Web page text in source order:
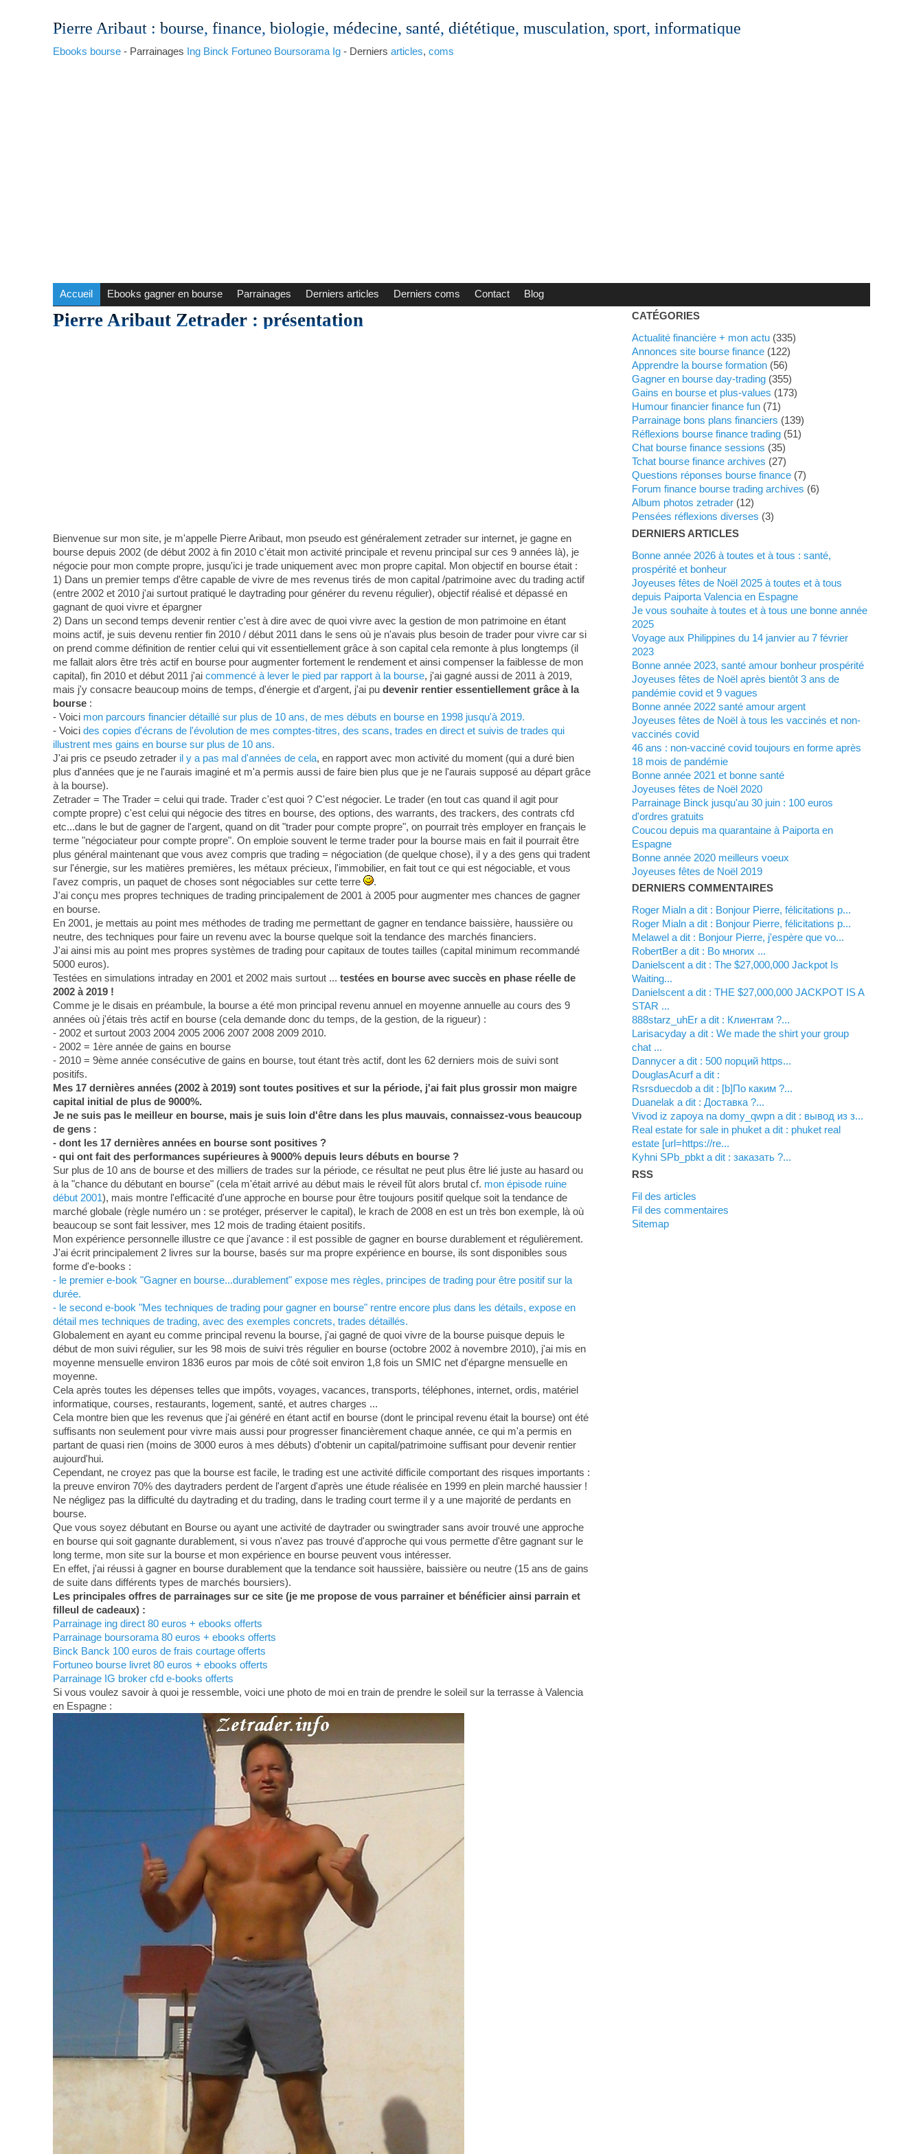
Pierre Aribaut: bourse, finance, biologie, médecine, santé, diététique, musculation, sport, informatique
Ebooks bourse- Parrainages Ing Binck Fortuneo Boursorama Ig- Derniers articles, coms
Accueil Ebooks gagner en bourse Parrainages Derniers articles Derniers coms Contact Blog
Pierre Aribaut Zetrader : présentation
Bienvenue sur mon site, je m'appelle Pierre Aribaut, mon pseudo est généralement zetrader sur internet, je gagne en
bourse depuis 2002 (de début 2002 à fin 2010 c'était mon activité principale et revenu principal sur ces 9 années là), je
négocie pour mon compte propre, jusqu'ici je trade uniquement avec mon propre capital. Mon objectif en bourse était :
1) Dans un premier temps d'être capable de vivre de mes revenus tirés de mon capital /patrimoine avec du trading actif
(entre 2002 et 2010 j'ai surtout pratiqué le daytrading pour générer du revenu régulier), objectif réalisé et dépassé en
gagnant de quoi vivre et épargner
2) Dans un second temps devenir rentier c'est à dire avec de quoi vivre avec la gestion de mon patrimoine en étant
moins actif, je suis devenu rentier fin 2010 / début 2011 dans le sens où je n'avais plus besoin de trader pour vivre car si
on prend comme définition de rentier celui qui vit essentiellement grâce à son capital cela remonte à plus longtemps (il
me fallait alors être très actif en bourse pour augmenter fortement le rendement et ainsi compenser la faiblesse de mon
capital), fin 2010 et début 2011 j'ai commencé à lever le pied par rapport à la bourse, j'ai gagné aussi de 2011 à 2019,
mais j'y consacre beaucoup moins de temps, d'énergie et d'argent, j'ai pu devenir rentier essentiellement grâce à la
bourse:
- Voici mon parcours financier détaillé sur plus de 10 ans, de mes débuts en bourse en 1998 jusqu'à 2019.
- Voici des copies d'écrans de l'évolution de mes comptes-titres, des scans, trades en direct et suivis de trades qui
illustrent mes gains en bourse sur plus de 10 ans.
J'ai pris ce pseudo zetrader il y a pas mal d'années de cela, en rapport avec mon activité du moment (qui a duré bien
plus d'années que je ne l'aurais imaginé et m'a permis aussi de faire bien plus que je ne l'aurais supposé au départ grâce
à la bourse).
Zetrader = The Trader = celui qui trade. Trader c'est quoi ? C'est négocier. Le trader (en tout cas quand il agit pour
compte propre) c'est celui qui négocie des titres en bourse, des options, des warrants, des trackers, des contrats cfd
etc...dans le but de gagner de l'argent, quand on dit "trader pour compte propre", on pourrait très employer en français le
terme "négociateur pour compte propre". On emploie souvent le terme trader pour la bourse mais en fait il pourrait être
plus général maintenant que vous avez compris que trading = négociation (de quelque chose), il y a des gens qui tradent
sur l'énergie, sur les matières premières, les métaux précieux, l'immobilier, en fait tout ce qui est négociable, et vous
l'avez compris, un paquet de choses sont négociables sur cette terre
.
J'ai conçu mes propres techniques de trading principalement de 2001 à 2005 pour augmenter mes chances de gagner
en bourse.
En 2001, je mettais au point mes méthodes de trading me permettant de gagner en tendance baissière, haussière ou
neutre, des techniques pour faire un revenu avec la bourse quelque soit la tendance des marchés financiers.
J'ai ainsi mis au point mes propres systèmes de trading pour capitaux de toutes tailles (capital minimum recommandé
5000 euros).
Testées en simulations intraday en 2001 et 2002 mais surtout ... testées en bourse avec succès en phase réelle de
2002 à 2019 !
Comme je le disais en préambule, la bourse a été mon principal revenu annuel en moyenne annuelle au cours des 9
années où j'étais très actif en bourse (cela demande donc du temps, de la gestion, de la rigueur) :
- 2002 et surtout 2003 2004 2005 2006 2007 2008 2009 2010.
- 2002 = 1ère année de gains en bourse
- 2010 = 9ème année consécutive de gains en bourse, tout étant très actif, dont les 62 derniers mois de suivi sont
positifs.
Mes 17 dernières années (2002 à 2019) sont toutes positives et sur la période, j'ai fait plus grossir mon maigre
capital initial de plus de 9000%.
Je ne suis pas le meilleur en bourse, mais je suis loin d'être dans les plus mauvais, connaissez-vous beaucoup
de gens :
- dont les 17 dernières années en bourse sont positives ?
- qui ont fait des performances supérieures à 9000% depuis leurs débuts en bourse ?
Sur plus de 10 ans de bourse et des milliers de trades sur la période, ce résultat ne peut plus être lié juste au hasard ou
à la "chance du débutant en bourse" (cela m'était arrivé au début mais le réveil fût alors brutal cf. mon épisode ruine
début 2001), mais montre l'efficacité d'une approche en bourse pour être toujours positif quelque soit la tendance de
marché globale (règle numéro un : se protéger, préserver le capital), le krach de 2008 en est un très bon exemple, là où
beaucoup se sont fait lessiver, mes 12 mois de trading étaient positifs.
Mon expérience personnelle illustre ce que j'avance : il est possible de gagner en bourse durablement et régulièrement.
J'ai écrit principalement 2 livres sur la bourse, basés sur ma propre expérience en bourse, ils sont disponibles sous
forme d'e-books :
- le premier e-book "Gagner en bourse...durablement" expose mes règles, principes de trading pour être positif sur la
durée.
- le second e-book "Mes techniques de trading pour gagner en bourse" rentre encore plus dans les détails, expose en
détail mes techniques de trading, avec des exemples concrets, trades détaillés.
Globalement en ayant eu comme principal revenu la bourse, j'ai gagné de quoi vivre de la bourse puisque depuis le
début de mon suivi régulier, sur les 98 mois de suivi très régulier en bourse (octobre 2002 à novembre 2010), j'ai mis en
moyenne mensuelle environ 1836 euros par mois de côté soit environ 1,8 fois un SMIC net d'épargne mensuelle en
moyenne.
Cela après toutes les dépenses telles que impôts, voyages, vacances, transports, téléphones, internet, ordis, matériel
informatique, courses, restaurants, logement, santé, et autres charges ...
Cela montre bien que les revenus que j'ai généré en étant actif en bourse (dont le principal revenu était la bourse) ont été
suffisants non seulement pour vivre mais aussi pour progresser financièrement chaque année, ce qui m'a permis en
partant de quasi rien (moins de 3000 euros à mes débuts) d'obtenir un capital/patrimoine suffisant pour devenir rentier
aujourd'hui.
Cependant, ne croyez pas que la bourse est facile, le trading est une activité difficile comportant des risques importants :
la preuve environ 70% des daytraders perdent de l'argent d'après une étude réalisée en 1999 en plein marché haussier !
Ne négligez pas la difficulté du daytrading et du trading, dans le trading court terme il y a une majorité de perdants en
bourse.
Que vous soyez débutant en Bourse ou ayant une activité de daytrader ou swingtrader sans avoir trouvé une approche
en bourse qui soit gagnante durablement, si vous n'avez pas trouvé d'approche qui vous permette d'être gagnant sur le
long terme, mon site sur la bourse et mon expérience en bourse peuvent vous intéresser.
En effet, j'ai réussi à gagner en bourse durablement que la tendance soit haussière, baissière ou neutre (15 ans de gains
de suite dans différents types de marchés boursiers).
Les principales offres de parrainages sur ce site (je me propose de vous parrainer et bénéficier ainsi parrain et
filleul de cadeaux) :
Parrainage ing direct 80 euros + ebooks offerts
Parrainage boursorama 80 euros + ebooks offerts
Binck Banck 100 euros de frais courtage offerts
Fortuneo bourse livret 80 euros + ebooks offerts
Parrainage IG broker cfd e-books offerts
Si vous voulez savoir à quoi je ressemble, voici une photo de moi en train de prendre le soleil sur la terrasse à Valencia
en Espagne :
CATÉGORIES
Actualité financière + mon actu (335)
Annonces site bourse finance (122)
Apprendre la bourse formation (56)
Gagner en bourse day-trading (355)
Gains en bourse et plus-values (173)
Humour financier finance fun (71)
Parrainage bons plans financiers (139)
Réflexions bourse finance trading (51)
Chat bourse finance sessions (35)
Tchat bourse finance archives (27)
Questions réponses bourse finance (7)
Forum finance bourse trading archives (6)
Album photos zetrader (12)
Pensées réflexions diverses (3)
DERNIERS ARTICLES
Bonne année 2026 à toutes et à tous : santé,
prospérité et bonheur
Joyeuses fêtes de Noël 2025 à toutes et à tous
depuis Paiporta Valencia en Espagne
Je vous souhaite à toutes et à tous une bonne année
2025
Voyage aux Philippines du 14 janvier au 7 février
2023
Bonne année 2023, santé amour bonheur prospérité
Joyeuses fêtes de Noël après bientôt 3 ans de
pandémie covid et 9 vagues
Bonne année 2022 santé amour argent
Joyeuses fêtes de Noël à tous les vaccinés et non-
vaccinés covid
46 ans : non-vacciné covid toujours en forme après
18 mois de pandémie
Bonne année 2021 et bonne santé
Joyeuses fêtes de Noël 2020
Parrainage Binck jusqu'au 30 juin : 100 euros
d'ordres gratuits
Coucou depuis ma quarantaine à Paiporta en
Espagne
Bonne année 2020 meilleurs voeux
Joyeuses fêtes de Noël 2019
DERNIERS COMMENTAIRES
Roger Mialn a dit : Bonjour Pierre, félicitations p...
Roger Mialn a dit : Bonjour Pierre, félicitations p...
Melawel a dit : Bonjour Pierre, j'espère que vo...
RobertBer a dit : Во многих ...
Danielscent a dit : The $27,000,000 Jackpot Is
Waiting...
Danielscent a dit : THE $27,000,000 JACKPOT IS A
STAR ...
888starz_uhEr a dit : Клиентам ?...
Larisacyday a dit : We made the shirt your group
chat ...
Dannycer a dit : 500 порций https...
DouglasAcurf a dit :
Rsrsduecdob a dit : [b]По каким ?...
Duanelak a dit : Доставка ?...
vivod iz zapoya na domy_qwpn a dit : вывод из з...
real estate for sale in phuket a dit : phuket real
estate [url=https://re...
kyhni SPb_pbkt a dit : заказать ?...
RSS
Fil des articles
Fil des commentaires
Sitemap